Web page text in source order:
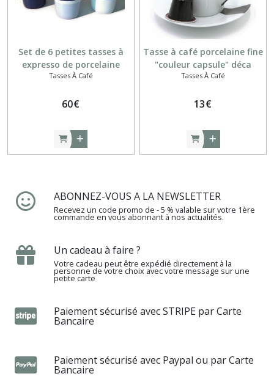
Set de 6 petites tasses à
expresso de porcelaine
Tasses À Café
60€
Tasse à café porcelaine fine
"couleur capsule" déca
Tasses À Café
13€
ABONNEZ-VOUS A LA NEWSLETTER
Recevez un code promo de - 5 % valable sur votre 1ère
commande en vous abonnant à nos actualités.
Un cadeau à faire ?
Votre cadeau peut être expédié directement à la
personne de votre choix avec votre message sur une
petite carte
Paiement sécurisé avec STRIPE par Carte
Bancaire
Paiement sécurisé avec Paypal ou par Carte
Bancaire
(1)
résultats